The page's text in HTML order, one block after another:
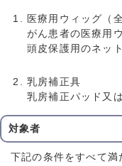
医療用ウィッグ（
がん患者の医療用
頭皮保護用のネット
乳房補正具
乳房補正パッド又
対象者
下記の条件をすべて満